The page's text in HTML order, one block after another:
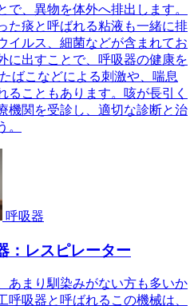
、異物を体外へ排出します。
た痰と呼ばれる粘液も一緒に排
イルス、細菌などが含まれてお
に出すことで、呼吸器の健康を
ばこなどによる刺激や、喘息
ることもあります。咳が長引く
機関を受診し、適切な診断と治
。
呼吸器
：レスピレーター
あまり馴染みがない方も多いか
呼吸器と呼ばれるこの機械は、